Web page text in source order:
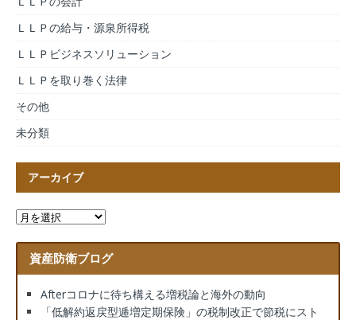
ＬＬＰの給与・源泉所得税
ＬＬＰビジネスソリューション
ＬＬＰを取り巻く法律
その他
未分類
アーカイブ
資産防衛ブログ
Afterコロナに待ち構える増税論と海外の動向
「低解約返戻型逓増定期保険」の税制改正で節税にスト